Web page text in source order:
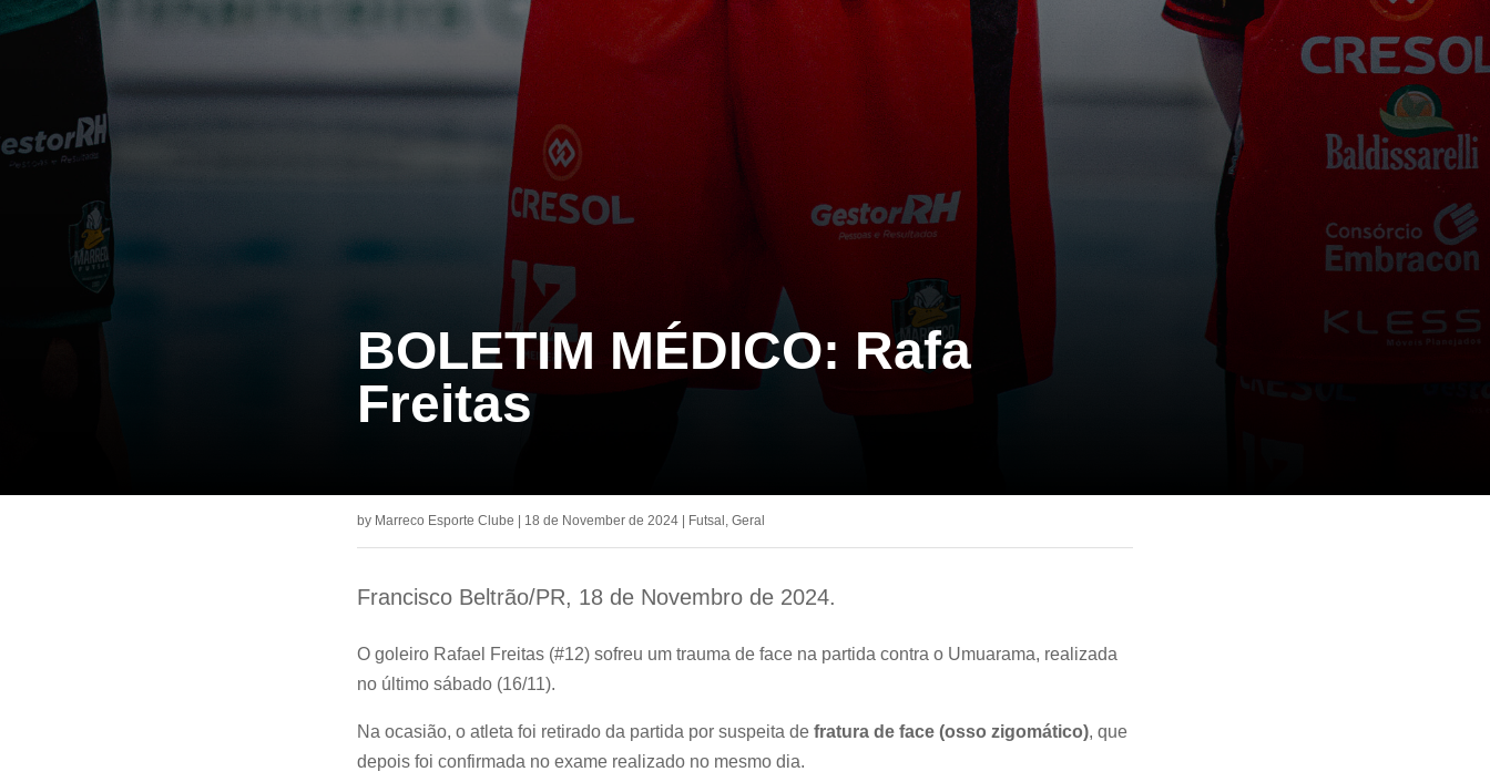
BOLETIM MÉDICO: Rafa
Freitas
by Marreco Esporte Clube | 18 de November de 2024 | Futsal Geral
Francisco Beltrão/PR, 18 de Novembro de 2024.
O goleiro Rafael Freitas (#12) sofreu um trauma de face na partida contra o Umuarama, realizada
no último sábado (16/11).
Na ocasião, o atleta foi retirado da partida por suspeita de fratura de face (osso zigomático), que
depois foi confirmada no exame realizado no mesmo dia.